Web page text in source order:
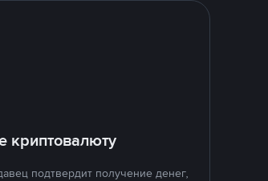
криптовалюту
подтвердит получение денег,